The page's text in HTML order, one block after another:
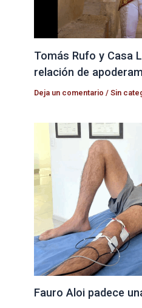
Tomás Rufo y Casa
relación de
Deja un comentario /Sin
Fauro Aloi padece